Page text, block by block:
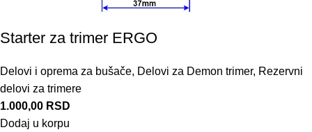
Starter za trimer ERGO
Delovi i oprema za bušače, Delovi za Demon trimer, Rezervni
delovi za trimere
1.000,00 RSD
Dodaj u korpu